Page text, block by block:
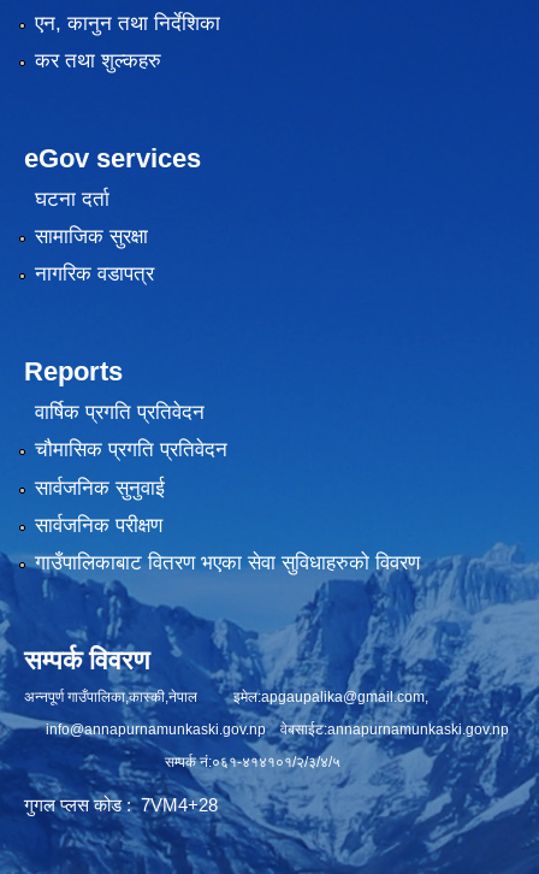
एन, कानुन तथा निर्देशिका
कर तथा शुल्कहरु
eGov services
घटना दर्ता
सामाजिक सुरक्षा
नागरिक वडापत्र
Reports
वार्षिक प्रगति प्रतिवेदन
चौमासिक प्रगति प्रतिवेदन
सार्वजनिक सुनुवाई
सार्वजनिक परीक्षण
गाउँपालिकाबाट वितरण भएका सेवा सुविधाहरुको विवरण
सम्पर्क विवरण
अन्नपूर्ण गाउँपालिका,कास्की,नेपाल इमेल:apgaupalika@gmail.com,
info@annapurnamunkaski.gov.npवेबसाईट:annapurnamunkaski.gov.np
सम्पर्क नं:०६१-४१४१०१/२/३/४/५
गुगल प्लस कोड : 7VM4+28